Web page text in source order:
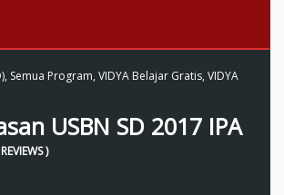
, Semua Program, VIDYA Belajar Gratis, VIDYA
USBN SD 2017 IPA
)